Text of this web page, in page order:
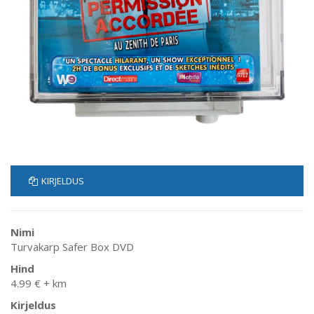
KIRJELDUS
Nimi
Turvakarp Safer Box DVD
Hind
4.99 € + km
Kirjeldus